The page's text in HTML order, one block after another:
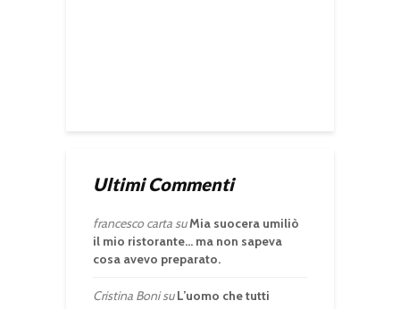
Ultimi Commenti
francesco cartasuMia suocera umiliò
il mio ristorante… ma non sapeva
cosa avevo preparato.
Cristina BonisuL’uomo che tutti